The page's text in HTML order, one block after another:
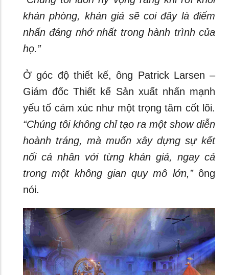
khán phòng, khán giả sẽ coi đây là điểm
nhấn đáng nhớ nhất trong hành trình của
họ.”
Ở góc độ thiết kế, ông Patrick Larsen –
Giám đốc Thiết kế Sản xuất nhấn mạnh
yếu tố cảm xúc như một trọng tâm cốt lõi.
“Chúng tôi không chỉ tạo ra một show diễn
hoành tráng, mà muốn xây dựng sự kết
nối cá nhân với từng khán giả, ngay cả
trong một không gian quy mô lớn,”ông
nói.